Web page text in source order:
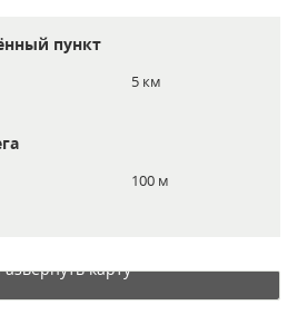
пункт
5 км
100 м
карту